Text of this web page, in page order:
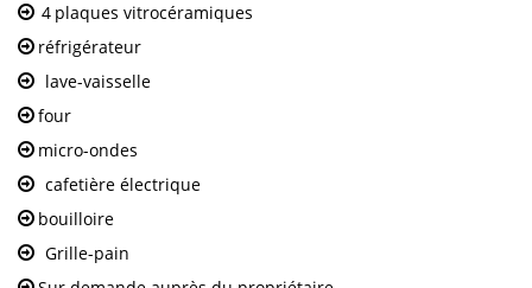
4 plaques vitrocéramiques
réfrigérateur
lave-vaisselle
four
micro-ondes
cafetière électrique
bouilloire
Grille-pain